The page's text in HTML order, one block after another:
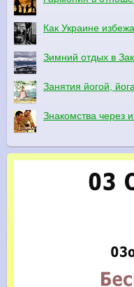
Как Украине
Зимний отдых в
Занятия йогой,
Знакомства через